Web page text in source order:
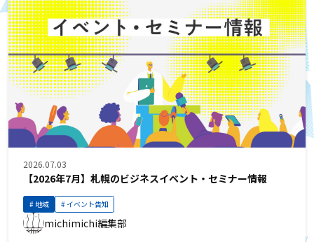
2026.07.03
【2026年7月】札幌のビジネスイベント・セミナー情報
地域 イベント告知
michimichi編集部